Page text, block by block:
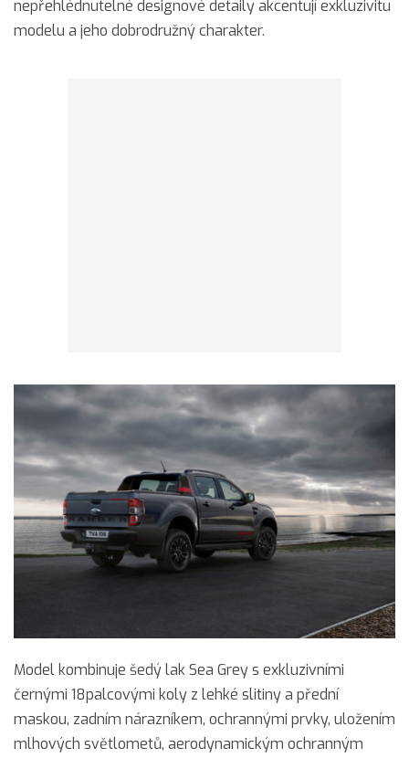
nepřehlédnutelné designové detaily akcentují exkluzivitu
modelu a jeho dobrodružný charakter.
Model kombinuje šedý lak Sea Grey s exkluzivními
černými 18palcovými koly z lehké slitiny a přední
maskou, zadním nárazníkem, ochrannými prvky, uložením
mlhových světlometů, aerodynamickým ochranným